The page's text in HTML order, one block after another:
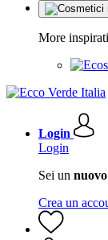
More
Login
Login
Sei un
Crea un